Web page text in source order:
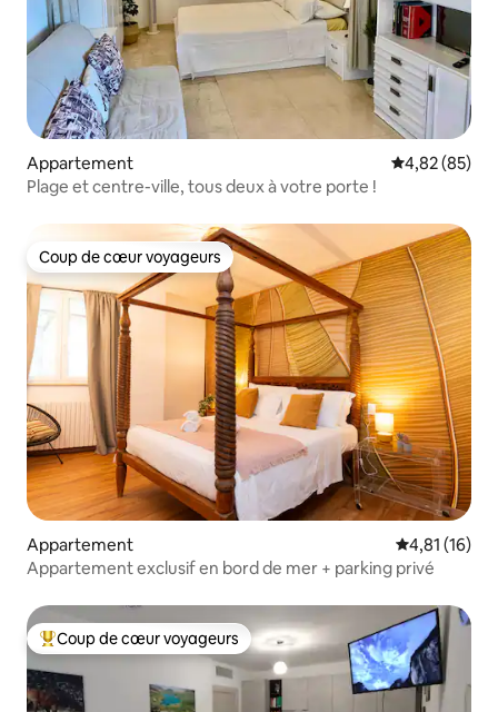
Appartement Évaluation
4,82 (85)
Plage et centre-ville, tous deux à votre porte !
Coup de cœur voyageurs
Coup de cœur voyageurs
Appartement Évaluation
4,81 (16)
Appartement exclusif en bord de mer + parking privé
Coups de cœur voyageurs les plus appréciés
Coup de cœur voyageurs